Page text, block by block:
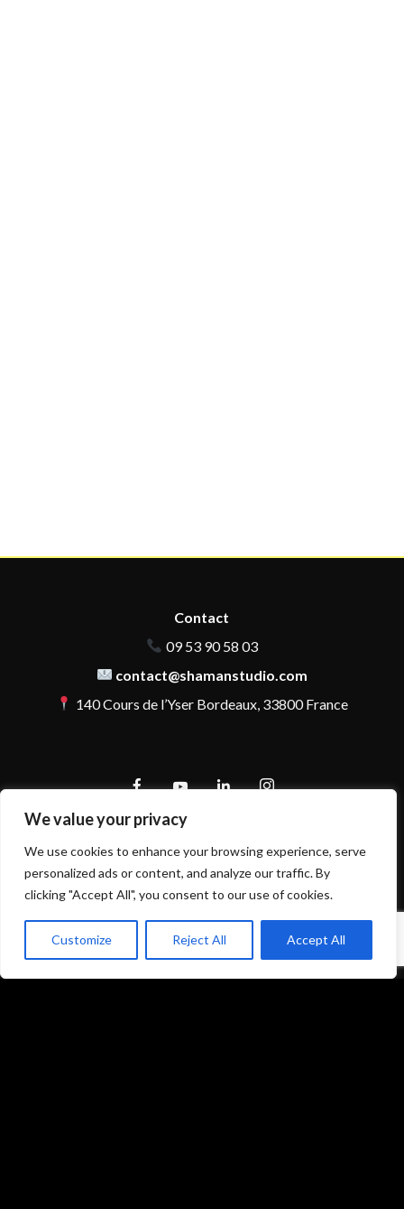
We value your privacy
We use cookies to enhance your browsing experience, serve
personalized ads or content, and analyze our traffic. By
clicking "Accept All", you consent to our use of cookies.
Customize Reject All Accept All
Contact
09 53 90 58 03
contact@shamanstudio.com
140 Cours de l’Yser Bordeaux, 33800 France